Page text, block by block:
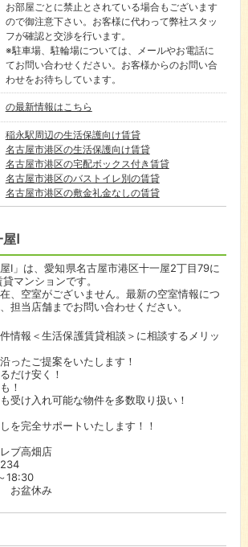
お部屋ごとに禁止とされている場合もございます
ので御注意下さい。お客様に代わって弊社スタッ
フが確認と交渉を行います。
※駐車場、駐輪場については、メールやお電話に
てお問い合わせください。お客様からのお問い合
わせをお待ちしています。
の最新情報はこちら
稲永駅周辺の生活保護向け賃貸
名古屋市港区の生活保護向け賃貸
名古屋市港区の宅配ボックス付き賃貸
名古屋市港区のバストイレ別の賃貸
名古屋市港区の敷金礼金なしの賃貸
Ⅰ
Ⅰ」は、愛知県名古屋市港区十一屋2丁目79に
マンションです。
、空室がございません。最新の空室情報につ
担当店舗までお問い合わせください。
件情報＜生活保護賃貸相談＞に相談するメリッ
ったご提案をいたします！
だけ安く！
！
受け入れ可能な物件を多数取り扱い！
を完全サポートいたします！！
ブ高畑店
18:30
お盆休み